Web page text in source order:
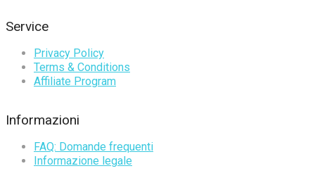
Service
Privacy Policy
Terms & Conditions
Affiliate Program
Informazioni
FAQ: Domande frequenti
Informazione legale